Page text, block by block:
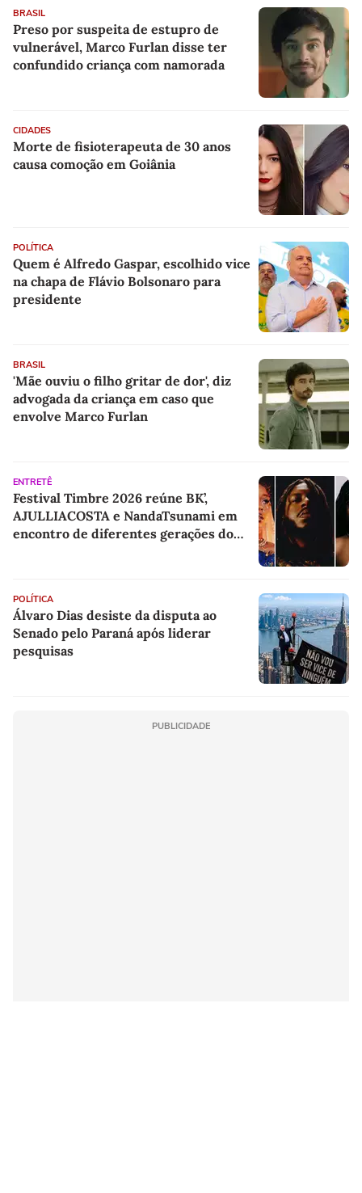
BRASIL
Preso por suspeita de estupro de
vulnerável, Marco Furlan disse ter
confundido criança com namorada
CIDADES
Morte de fisioterapeuta de 30 anos
causa comoção em Goiânia
POLÍTICA
Quem é Alfredo Gaspar, escolhido vice
na chapa de Flávio Bolsonaro para
presidente
BRASIL
'Mãe ouviu o filho gritar de dor', diz
advogada da criança em caso que
envolve Marco Furlan
ENTRETÊ
Festival Timbre 2026 reúne BK’,
AJULLIACOSTA e NandaTsunami em
encontro de diferentes gerações do
POLÍTICA
Álvaro Dias desiste da disputa ao
Senado pelo Paraná após liderar
pesquisas
PUBLICIDADE